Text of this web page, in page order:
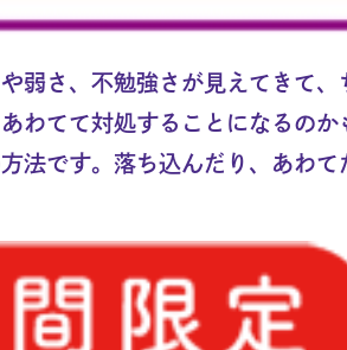
弱さ、不勉強さが見えてきて
わてて対処することになるの
法です。落ち込んだり、あわ